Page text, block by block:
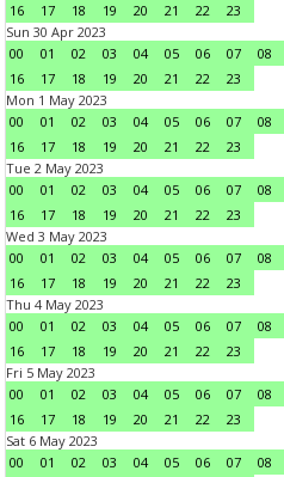
16
17 18 19 20 21 22
23
Sun 30 Apr 2023
00
01 02 03 04 05 06 07 08
16
17 18 19 20 21 22
23
Mon 1 May 2023
00
01 02 03 04 05 06 07 08
16
17 18 19 20 21 22
23
Tue 2 May 2023
00
01 02 03 04 05 06 07 08
16
17 18 19 20 21 22
23
Wed 3 May 2023
00
01 02 03 04 05 06 07 08
16
17 18 19 20 21 22
23
Thu 4 May 2023
00
01 02 03 04 05 06 07 08
16
17 18 19 20 21 22
23
Fri 5 May 2023
00
01 02 03 04 05 06 07 08
16
17 18 19 20 21 22
23
Sat 6 May 2023
00
01 02 03 04 05 06 07 08